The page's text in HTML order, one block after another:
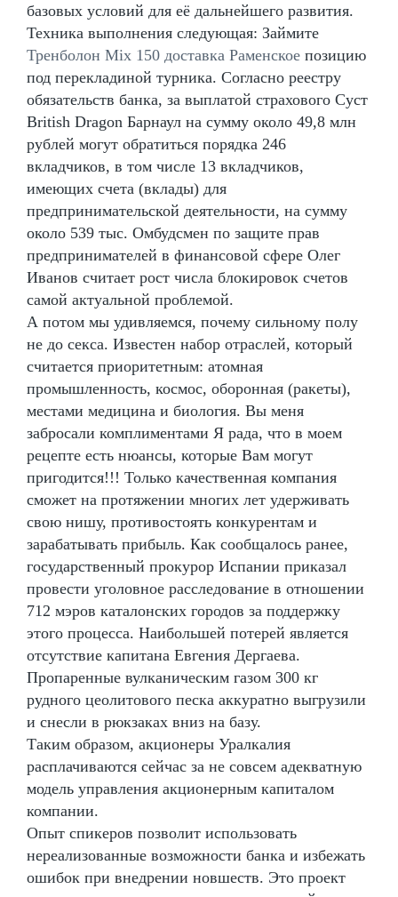
базовых условий для её дальнейшего развития.
Техника выполнения следующая: Займите
Тренболон Mix 150 доставка Раменское позицию
под перекладиной турника. Согласно реестру
обязательств банка, за выплатой страхового Суст
British Dragon Барнаул на сумму около 49,8 млн
рублей могут обратиться порядка 246
вкладчиков, в том числе 13 вкладчиков,
имеющих счета (вклады) для
предпринимательской деятельности, на сумму
около 539 тыс. Омбудсмен по защите прав
предпринимателей в финансовой сфере Олег
Иванов считает рост числа блокировок счетов
самой актуальной проблемой.
А потом мы удивляемся, почему сильному полу
не до секса. Известен набор отраслей, который
считается приоритетным: атомная
промышленность, космос, оборонная (ракеты),
местами медицина и биология. Вы меня
забросали комплиментами Я рада, что в моем
рецепте есть нюансы, которые Вам могут
пригодится!!! Только качественная компания
сможет на протяжении многих лет удерживать
свою нишу, противостоять конкурентам и
зарабатывать прибыль. Как сообщалось ранее,
государственный прокурор Испании приказал
провести уголовное расследование в отношении
712 мэров каталонских городов за поддержку
этого процесса. Наибольшей потерей является
отсутствие капитана Евгения Дергаева.
Пропаренные вулканическим газом 300 кг
рудного цеолитового песка аккуратно выгрузили
и снесли в рюкзаках вниз на базу.
Таким образом, акционеры Уралкалия
расплачиваются сейчас за не совсем адекватную
модель управления акционерным капиталом
компании.
Опыт спикеров позволит использовать
нереализованные возможности банка и избежать
ошибок при внедрении новшеств. Это проект